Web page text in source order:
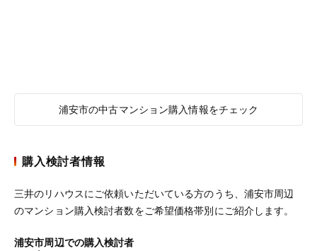
浦安市の中古マンション購入情報をチェック
購入検討者情報
三井のリハウスにご依頼いただいている方のうち、浦安市周辺
のマンション購入検討者数をご希望価格帯別にご紹介します。
浦安市周辺での購入検討者